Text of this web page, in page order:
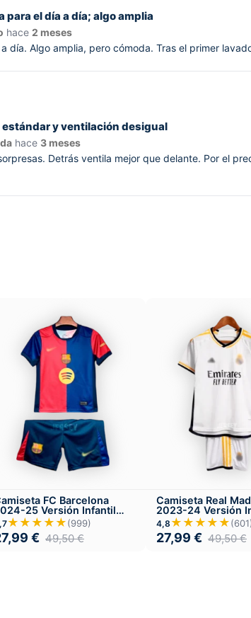
para el día a día; algo amplia
hace2 meses
día. Algo amplia, pero cómoda. Tras el primer
estándar y ventilación desigual
hace 3 meses
Detrás ventila mejor que delante. Por el
FC Barcelona
25 Versión Infantil
★★★★★(999)
€ 49,50€
Camiseta Real
2023-24 Versión
Local
4,8 ★★★★★
27,99 € 49,50€